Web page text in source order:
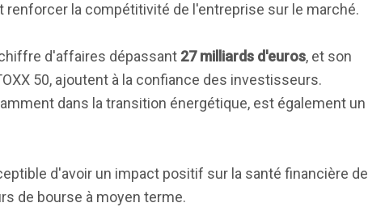
la compétitivité de l'entreprise sur le marché.
d'affaires dépassant 27 milliards d'euros, et son
50, ajoutent à la confiance des investisseurs.
dans la transition énergétique, est également un
d'avoir un impact positif sur la santé financière de
de bourse à moyen terme.